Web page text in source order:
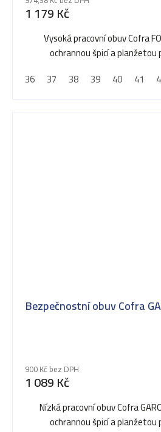
produktu
je
hvězdiček.
1 179 Kč
Vysoká pracovní obuv Cofra
ochrannou špicí a
36
37 38 39 40 41
Bezpečnostní obuv Cofra
900 Kč bez DPH
1 089 Kč
Nízká pracovní obuv Cofra
ochrannou špicí a